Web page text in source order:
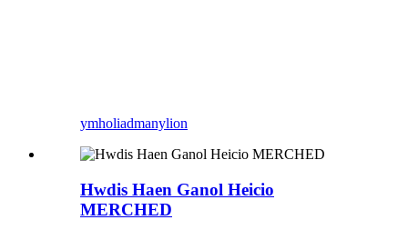
ymholiadmanylion
Hwdis Haen Ganol Heicio
MERCHED